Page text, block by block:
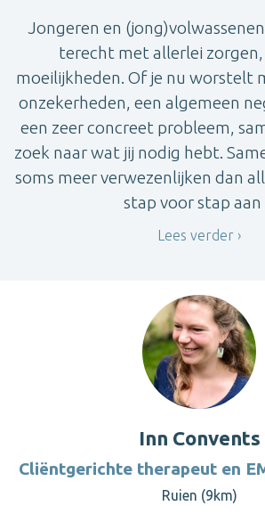
Jongeren en
terecht met allerlei zorgen,
moeilijkheden. Of je nu worstelt
onzekerheden, een algemeen
een zeer concreet probleem,
zoek naar wat jij nodig hebt.
soms meer verwezenlijken dan
stap voor stap aan
Lees verder
Inn Convents
Cliëntgerichte therapeut en
Ruien (9km)